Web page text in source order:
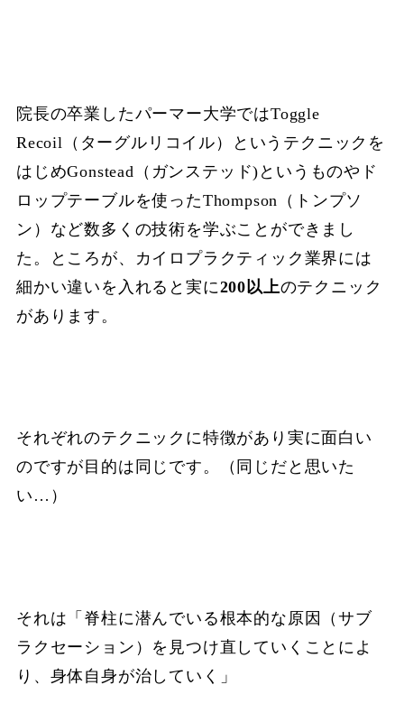
院長の卒業したパーマー大学ではToggle
Recoil（ターグルリコイル）というテクニックを
はじめGonstead（ガンステッド)というものやド
ロップテーブルを使ったThompson（トンプソ
ン）など数多くの技術を学ぶことができまし
た。ところが、カイロプラクティック業界には
細かい違いを入れると実に200以上のテクニック
があります。
それぞれのテクニックに特徴があり実に面白い
のですが目的は同じです。（同じだと思いた
い…）
それは「脊柱に潜んでいる根本的な原因（サブ
ラクセーション）を見つけ直していくことによ
り、身体自身が治していく」